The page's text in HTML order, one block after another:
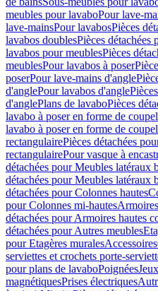
meubles pour lavaboPour lave-
lave-mainsPour lavabosPièces
lavabos doublesPièces détachées
lavabos pour meublesPièces
meublesPour lavabos à poser
poserPour lave-mains d'angle
d'anglePour lavabos d'angle
d'anglePlans de lavaboPièces
lavabo à poser en forme de
lavabo à poser en forme de
rectangulairePièces détachées
rectangulairePour vasque à
détachées pour Meubles latéraux
détachées pour Meubles latéraux
détachées pour Colonnes hautes
pour Colonnes mi-hautes
détachées pour Armoires hautes
détachées pour Autres meubles
pour Etagères muralesAccessoires
serviettes et crochets porte-
pour plans de lavaboPoignées
magnétiquesPrises électriques